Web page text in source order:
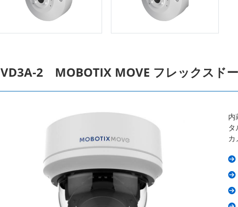
VD3A-2 MOBOTIX MOVE フレックスド
内
カ